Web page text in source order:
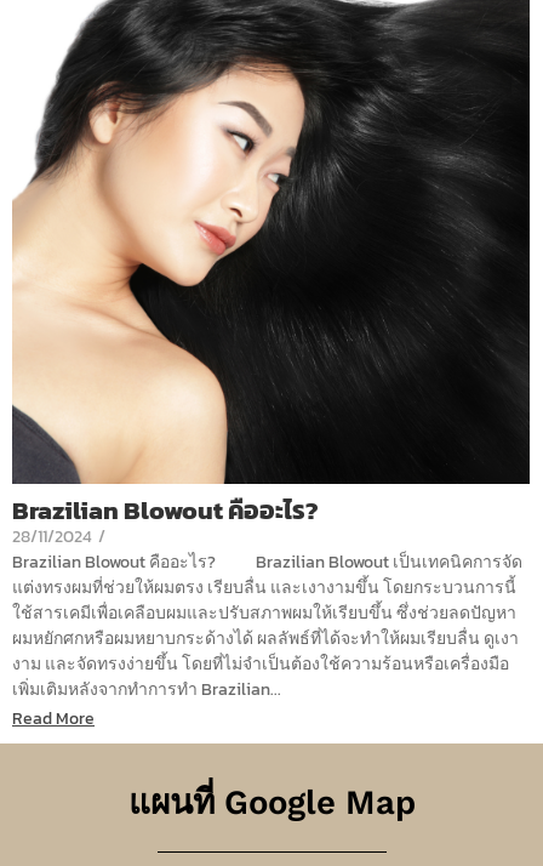
Brazilian Blowout คืออะไร?
28/11/2024 /
Brazilian Blowout คืออะไร? Brazilian Blowout เป็นเทคนิคการจัด
แต่งทรงผมที่ช่วยให้ผมตรง เรียบลื่น และเงางามขึ้น โดยกระบวนการนี้
ใช้สารเคมีเพื่อเคลือบผมและปรับสภาพผมให้เรียบขึ้น ซึ่งช่วยลดปัญหา
ผมหยักศกหรือผมหยาบกระด้างได้ ผลลัพธ์ที่ได้จะทำให้ผมเรียบลื่น ดูเงา
งาม และจัดทรงง่ายขึ้น โดยที่ไม่จำเป็นต้องใช้ความร้อนหรือเครื่องมือ
เพิ่มเติมหลังจากทำการทำ Brazilian...
Read More
แผนที่ Google Map